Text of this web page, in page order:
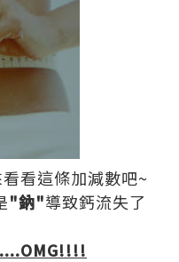
看這條加減數吧~
"鈉"導致鈣流失了